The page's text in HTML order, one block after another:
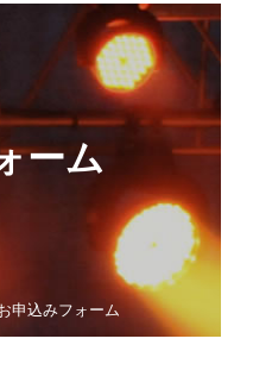
申込みフォーム
ーム